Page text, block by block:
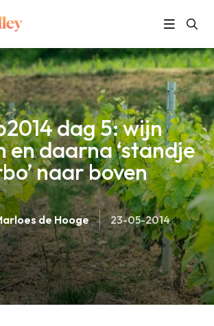
Etrip2014 dag 5: wijn proeven en daarna ‘standje turbo’ naar boven
dag 5: wijn
en daarna ‘standje
naar boven
de Hooge 23-05-2014